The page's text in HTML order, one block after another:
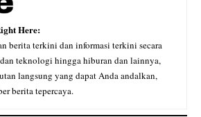
Here:
berita terkini dan informasi terkini secara
teknologi hingga hiburan dan lainnya,
langsung yang dapat Anda andalkan,
berita tepercaya.